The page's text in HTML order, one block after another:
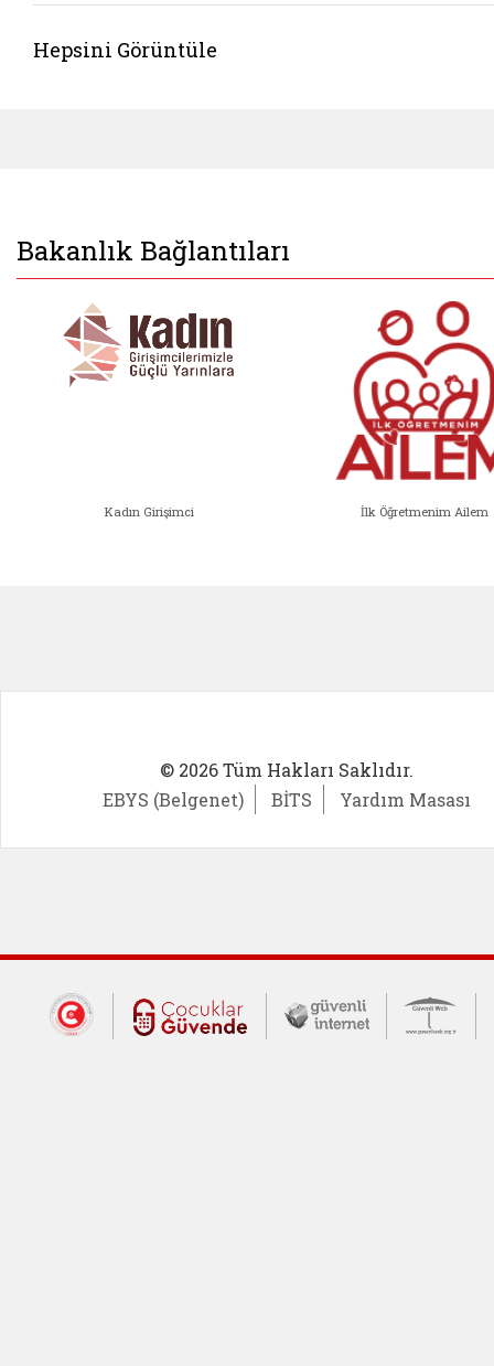
Hepsini Görüntüle
Bakanlık Bağlantıları
Kadın Girişimci İlk Öğretmenim Ailem
© 2026 Tüm Hakları Saklıdır.
EBYS (Belgenet)
BİTS Yardım Masası
Dış Bağlantılar
Cumhurbaşkanlığı İletişim Merkezi
Çocuklar Güvende (yeni
Güvenli